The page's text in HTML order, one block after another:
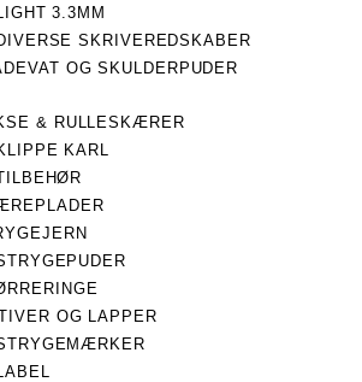
3.3MM
SKRIVEREDSKABER
OG SKULDERPUDER
& RULLESKÆRER
KARL
OG LAPPER